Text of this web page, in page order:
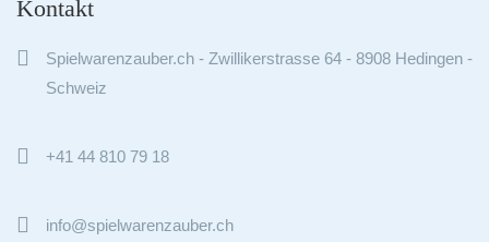
Kontakt

Spielwarenzauber.ch - Zwillikerstrasse 64 - 8908 Hedingen -
Schweiz
 +41 44 810 79 18
 info@spielwarenzauber.ch